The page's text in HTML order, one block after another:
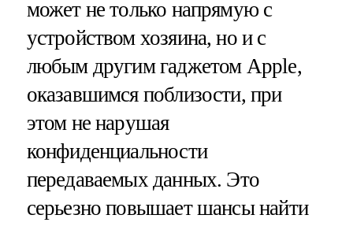
может не только напрямую с
устройством хозяина, но и с
любым другим гаджетом Apple,
оказавшимся поблизости, при
этом не нарушая
конфиденциальности
передаваемых данных. Это
серьезно повышает шансы найти